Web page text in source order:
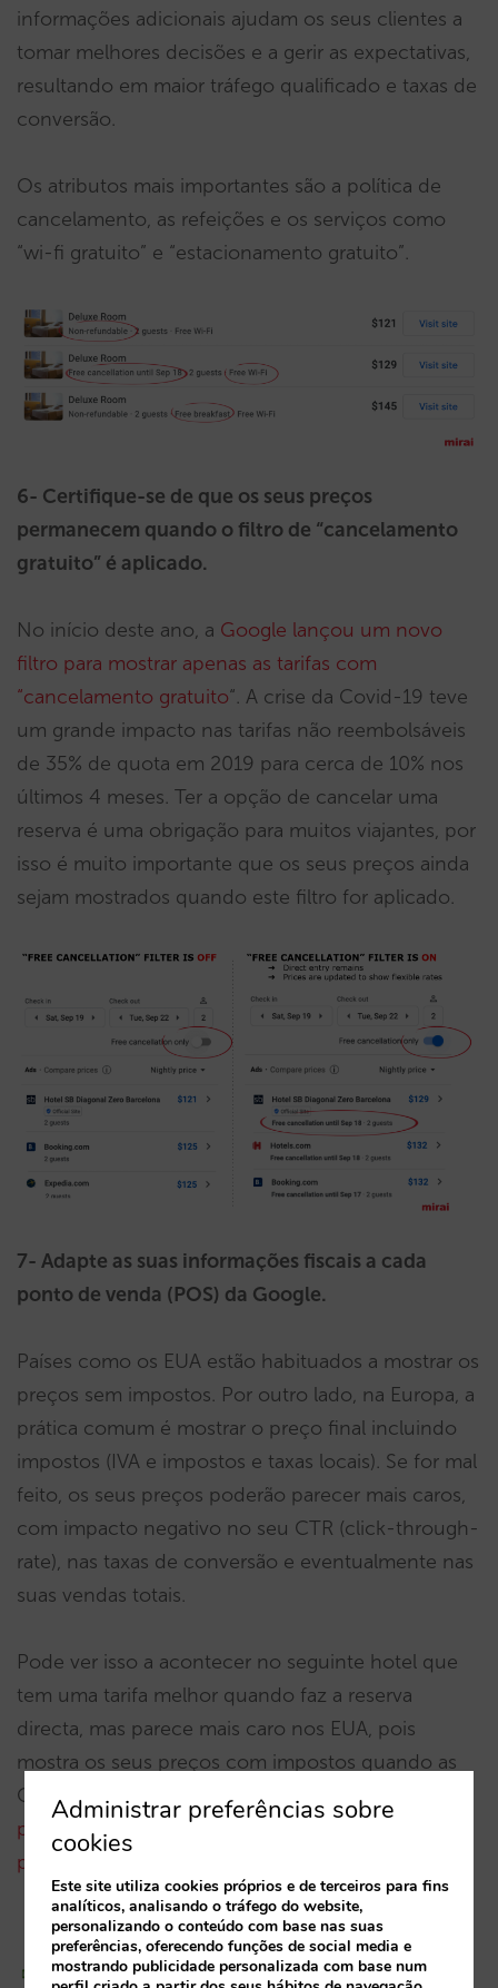
informações adicionais ajudam os seus clientes a
tomar melhores decisões e a gerir as expectativas,
resultando em maior tráfego qualificado e taxas de
conversão.
Os atributos mais importantes são a política de
cancelamento, as refeições e os serviços como
“wi-fi gratuito” e “estacionamento gratuito”.
6- Certifique-se de que os seus preços
permanecem quando o filtro de “cancelamento
gratuito” é aplicado.
No início deste ano, a Google lançou um novo
filtro para mostrar apenas as tarifas com
“cancelamento gratuito“. A crise da Covid-19 teve
um grande impacto nas tarifas não reembolsáveis
de 35% de quota em 2019 para cerca de 10% nos
últimos 4 meses. Ter a opção de cancelar uma
reserva é uma obrigação para muitos viajantes, por
isso é muito importante que os seus preços ainda
sejam mostrados quando este filtro for aplicado.
7- Adapte as suas informações fiscais a cada
ponto de venda (POS) da Google.
Países como os EUA estão habituados a mostrar os
preços sem impostos. Por outro lado, na Europa, a
prática comum é mostrar o preço final incluindo
impostos (IVA e impostos e taxas locais). Se for mal
feito, os seus preços poderão parecer mais caros,
com impacto negativo no seu CTR (click-through-
rate), nas taxas de conversão e eventualmente nas
suas vendas totais.
Pode ver isso a acontecer no seguinte hotel que
tem uma tarifa melhor quando faz a reserva
directa, mas parece mais caro nos EUA, pois
mostra os seus preços com impostos quando as
OTA não o fazem. Pode testá-lo pessoalmente
pesquisar nos Hotel Ads como se estivesse num
país diferente
Administrar preferências sobre
cookies
Este site utiliza cookies próprios e de terceiros para fins
analíticos, analisando o tráfego do website,
personalizando o conteúdo com base nas suas
preferências, oferecendo funções de social media e
mostrando publicidade personalizada com base num